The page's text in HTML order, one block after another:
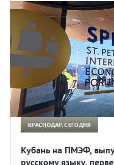
КРАСНОДАР. СЕГОДНЯ
Кубань на ПМЭФ,
русскому языку,